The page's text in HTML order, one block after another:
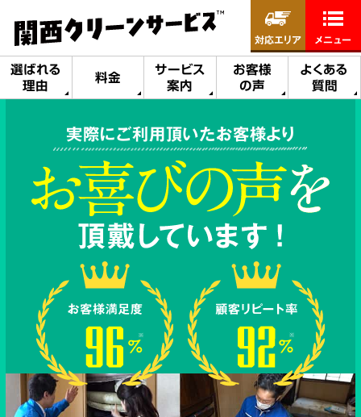
選ばれる
理由
料金
サービス
案内
お客様
の声
よくある
質問
対応エリア メニュー
実際にご利用頂いたお客様より